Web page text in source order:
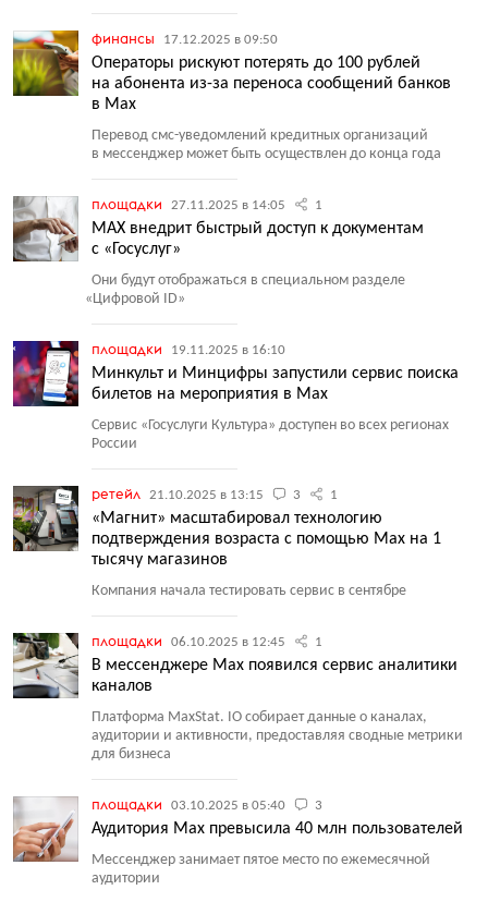
финансы 17.12.2025 в 09:50
Операторы рискуют потерять до 100 рублей
на абонента из-за переноса сообщений банков
в Max
Перевод смс-уведомлений кредитных организаций
в мессенджер может быть осуществлен до конца года
площадки 27.11.2025 в 14:05 1
MAX внедрит быстрый доступ к документам
с «Госуслуг»
Они будут отображаться в специальном разделе
«Цифровой ID»
площадки 19.11.2025 в 16:10
Минкульт и Минцифры запустили сервис поиска
билетов на мероприятия в Мax
Сервис «Госуслуги Культура» доступен во всех регионах
России
ретейл 21.10.2025 в 13:15 3 1
«Магнит» масштабировал технологию
подтверждения возраста с помощью Max на 1
тысячу магазинов
Компания начала тестировать сервис в сентябре
площадки 06.10.2025 в 12:45 1
В мессенджере Max появился сервис аналитики
каналов
Платформа MaxStat. IO собирает данные о каналах,
аудитории и активности, предоставляя сводные метрики
для бизнеса
площадки 03.10.2025 в 05:40 3
Аудитория Max превысила 40 млн пользователей
Мессенджер занимает пятое место по ежемесячной
аудитории